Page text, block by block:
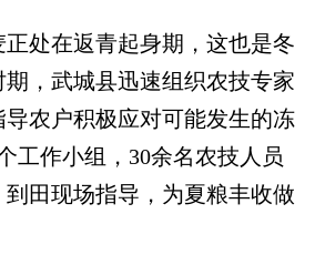
处在返青起身期，这也是冬
，武城县迅速组织农技专家
农户积极应对可能发生的冻
工作小组，30余名农技人员
田现场指导，为夏粮丰收做